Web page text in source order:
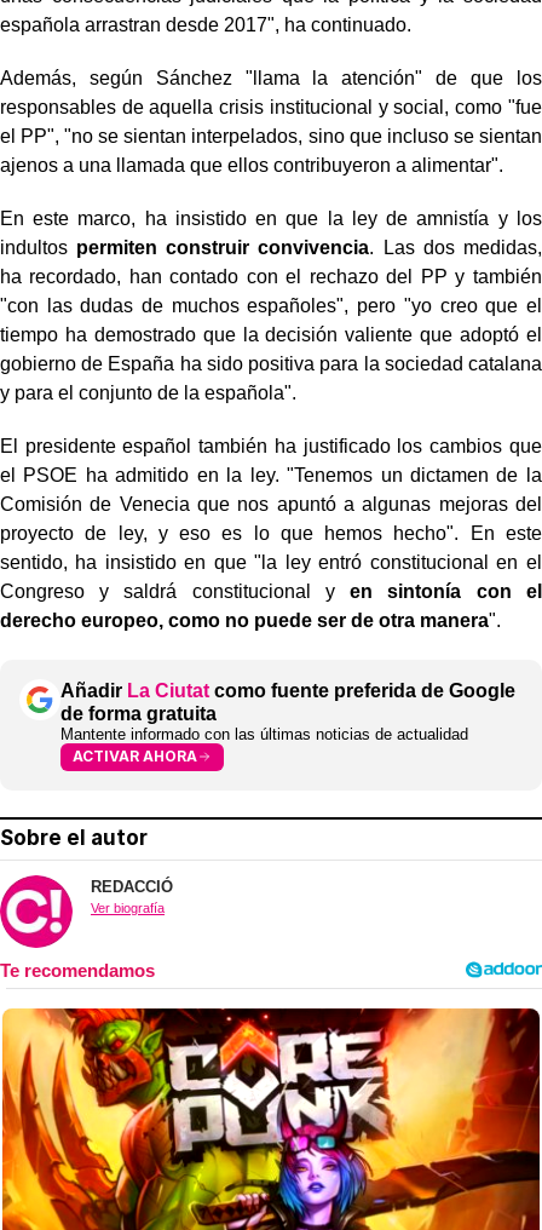
española arrastran desde 2017", ha continuado.
Además, según Sánchez "llama la atención" de que los
responsables de aquella crisis institucional y social, como "fue
el PP", "no se sientan interpelados, sino que incluso se sientan
ajenos a una llamada que ellos contribuyeron a alimentar".
En este marco, ha insistido en que la ley de amnistía y los
indultos permiten construir convivencia. Las dos medidas,
ha recordado, han contado con el rechazo del PP y también
"con las dudas de muchos españoles", pero "yo creo que el
tiempo ha demostrado que la decisión valiente que adoptó el
gobierno de España ha sido positiva para la sociedad catalana
y para el conjunto de la española".
El presidente español también ha justificado los cambios que
el PSOE ha admitido en la ley. "Tenemos un dictamen de la
Comisión de Venecia que nos apuntó a algunas mejoras del
proyecto de ley, y eso es lo que hemos hecho". En este
sentido, ha insistido en que "la ley entró constitucional en el
Congreso y saldrá constitucional yen sintonía con el
derecho europeo, como no puede ser de otra manera".
Añadir La Ciutat como fuente preferida de Google
de forma gratuita
Mantente informado con las últimas noticias de actualidad
ACTIVAR AHORA
Sobre el autor
REDACCIÓ
Ver biografía